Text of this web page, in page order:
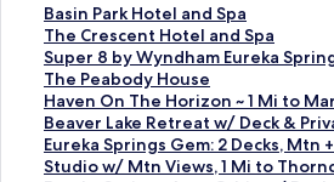
Basin Park Hotel and Spa
B
a
s
i
n
P
a
r
The Crescent Hotel and Spa
T
h
e
C
r
e
s
Super 8 by Wyndham Eureka
S
u
p
e
r
8
The Peabody House
T
h
e
P
e
Haven On The Horizon ~ 1 Mi to
H
a
v
e
Beaver Lake Retreat w/ Deck &
B
e
a
Eureka Springs Gem: 2 Decks, Mtn
E
u
Studio w/ Mtn Views, 1 Mi to
S